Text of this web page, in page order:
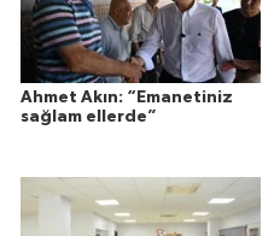
Ahmet Akın: “Emanetiniz
sağlam ellerde”